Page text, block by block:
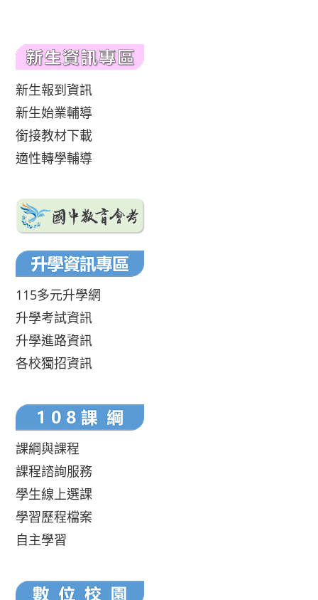
新生報到資訊
新生始業輔導
銜接教材下載
適性轉學輔導
115多元升學網
升學考試資訊
升學進路資訊
各校獨招資訊
課綱與課程
課程諮詢服務
學生線上選課
學習歷程檔案
自主學習